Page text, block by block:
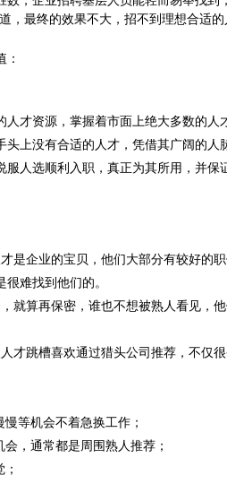
，最终的效果不大，招不到理想合适
才资源，掌握着市面上绝大多数的人
上没有合适的人才，凭借其广阔的人
人选顺利入职，真正为其所用，并保
是企业的宝贝，他们大部分有较好的
是很难找到他们的。
就算再保密，谁也不想被熟人看见，
才跳槽喜欢通过猎头公司推荐，不仅
等机会不着急换工作；
，通常都是周围熟人推荐；